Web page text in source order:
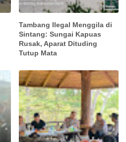
Tambang Ilegal Menggila di
Sintang: Sungai Kapuas
Rusak, Aparat Dituding
Tutup Mata